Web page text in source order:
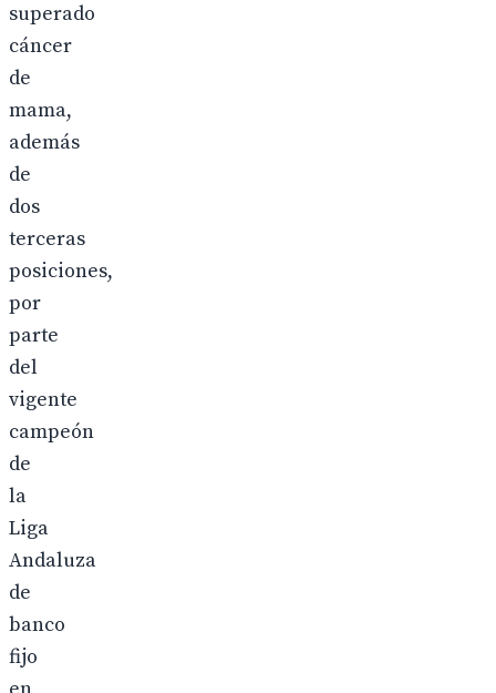
superado
cáncer
de
mama,
además
de
dos
terceras
posiciones,
por
parte
del
vigente
campeón
de
la
Liga
Andaluza
de
banco
fijo